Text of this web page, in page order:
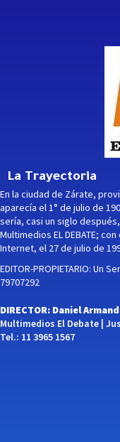
La Trayectoria
En la ciudad de Zárate,
aparecía el 1° de julio de
sería, casi un siglo
Multimedios EL DEBATE;
Internet, el 27 de julio de
EDITOR-PROPIETARIO: Un
79707292
DIRECTOR: Daniel
Multimedios El Debate |
Tel.: 11 3965 1567